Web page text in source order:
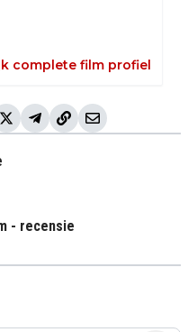
complete film profiel
- recensie